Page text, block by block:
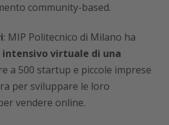
community-based.
: MIP Politecnico di Milano ha
intensivo virtuale di una
a 500 startup e piccole imprese
per sviluppare le loro
vendere online.